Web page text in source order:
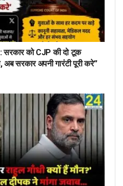
को CJP की दो टूक
अब सरकार अपनी गारंटी पूरी करे”